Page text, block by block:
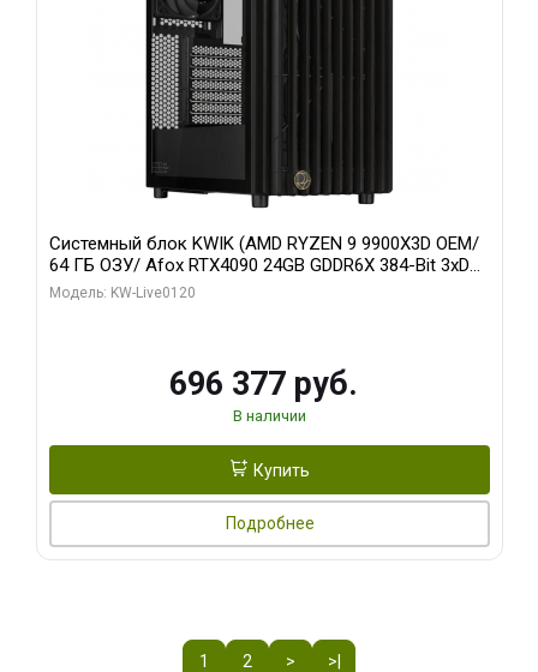
Системный блок KWIK (AMD RYZEN 9 9900X3D OEM/
64 ГБ ОЗУ/ Afox RTX4090 24GB GDDR6X 384-Bit 3xDP
HDMI ATX Turbo/ 1 ТБ SSD)
Модель: KW-Live0120
696 377 руб.
В наличии
Купить
Подробнее
1 2 > >|